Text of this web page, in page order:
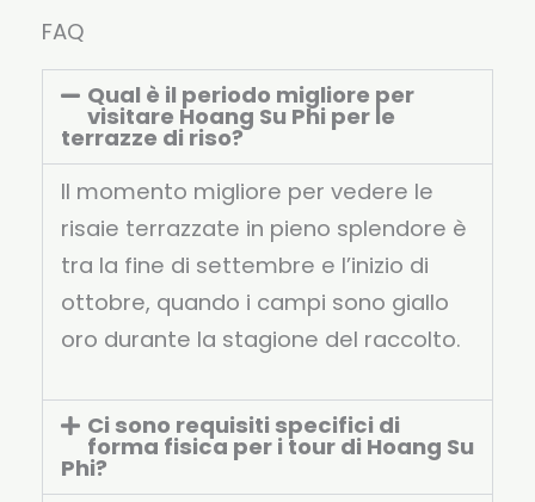
FAQ
Qual è il periodo migliore per
visitare Hoang Su Phi per le
terrazze di riso?
Il momento migliore per vedere le
risaie terrazzate in pieno splendore è
tra la fine di settembre e l’inizio di
ottobre, quando i campi sono giallo
oro durante la stagione del raccolto.
Ci sono requisiti specifici di
forma fisica per i tour di Hoang Su
Phi?